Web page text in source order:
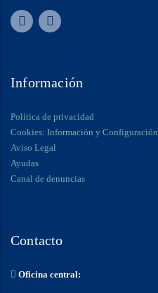
Información
Política de privacidad
Cookies: Información y Configuración
Aviso Legal
Ayudas
Canal de denuncias
Contacto
Oficina central: